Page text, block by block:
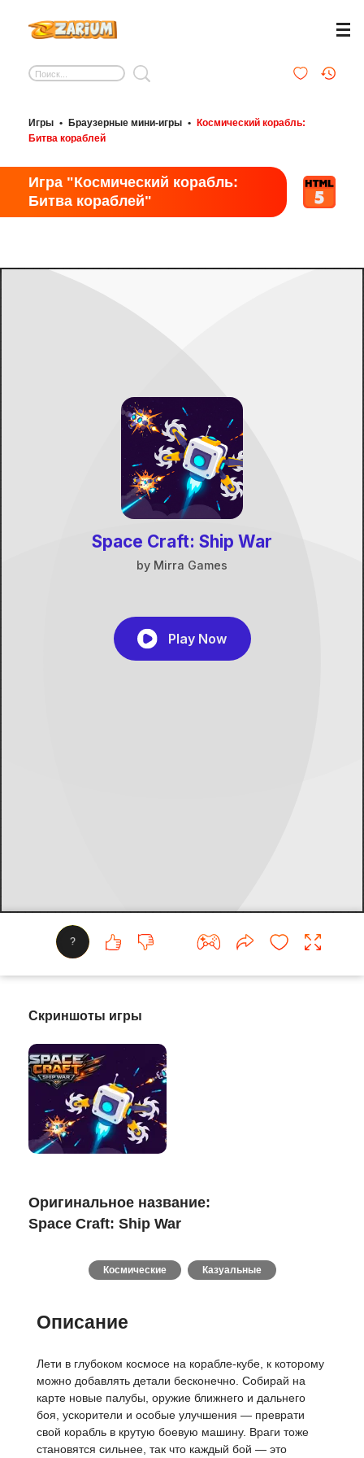
Игры • Браузерные мини-игры •
Космический корабль:
Битва кораблей
Игра "Космический корабль:
Битва кораблей"
?
Скриншоты игры
Оригинальное название:
Space Craft: Ship War
Космические Казуальные
Описание
Лети в глубоком космосе на корабле-кубе, к которому
можно добавлять детали бесконечно. Собирай на
карте новые палубы, оружие ближнего и дальнего
боя, ускорители и особые улучшения — преврати
свой корабль в крутую боевую машину. Враги тоже
становятся сильнее, так что каждый бой — это